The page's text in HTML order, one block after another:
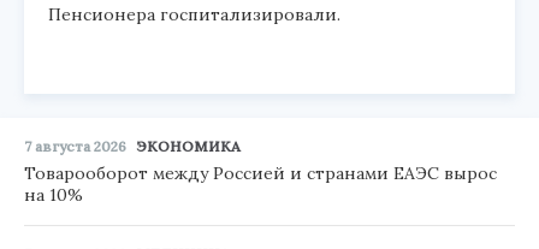
Пенсионера госпитализировали.
7 августа 2026 ЭКОНОМИКА
Товарооборот между Россией и странами ЕАЭС вырос
на 10%